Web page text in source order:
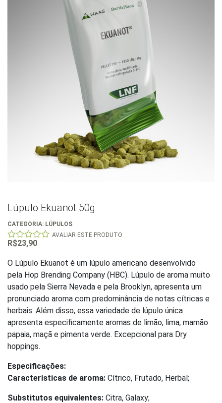
Lúpulo Ekuanot 50g
CATEGORIA: LÚPULOS
0
of
5
AVALIAR ESTE PRODUTO
R$23,90
O Lúpulo Ekuanot é um lúpulo americano desenvolvido
pela Hop Brending Company (HBC). Lúpulo de aroma muito
usado pela Sierra Nevada e pela Brooklyn, apresenta um
pronunciado aroma com predominância de notas cítricas e
herbais. Além disso, essa variedade de lúpulo única
apresenta especificamente aromas de limão, lima, mamão
papaia, maçã e pimenta verde. Excepcional para Dry
hoppings.
Especificações:
Características de aroma: Cítrico, Frutado, Herbal;
Substitutos equivalentes: Citra, Galaxy;